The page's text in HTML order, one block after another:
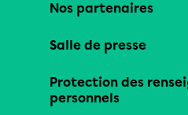
Nos partenaires
Salle de presse
Protection des
personnels